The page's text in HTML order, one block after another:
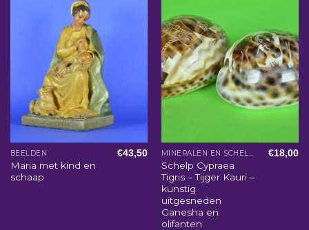
BEELDEN
Maria met kind en
schaap
€43,50 MINERALEN EN SCHELPEN
Schelp Cypraea
Tigris – Tijger Kauri –
kunstig
uitgesneden
Ganesha en
olifanten
€18,00